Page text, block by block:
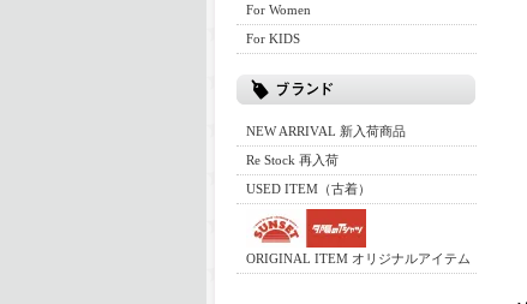
For Women
For KIDS
NEW ARRIVAL 新入荷商品
Re Stock 再入荷
USED ITEM（古着）
ORIGINAL ITEM オリジナルアイテム